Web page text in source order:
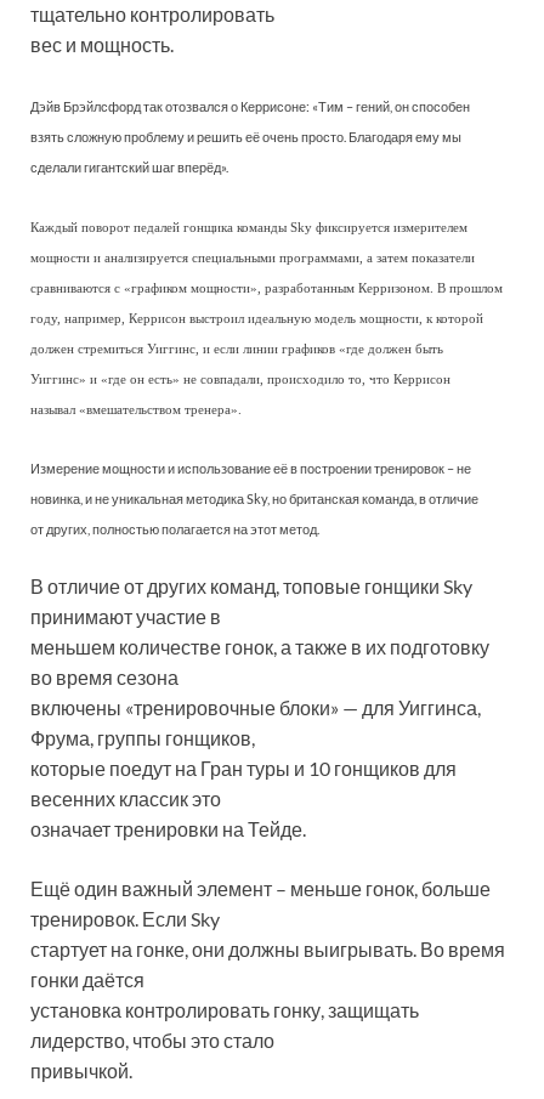
тщательно контролировать
вес и мощность.
Дэйв Брэйлсфорд так отозвался о Керрисоне: «Тим – гений, он способен
взять сложную проблему и решить её очень просто. Благодаря ему мы
сделали гигантский шаг вперёд».
Каждый поворот педалей гонщика команды Sky фиксируется измерителем
мощности и анализируется специальными программами, а затем показатели
сравниваются с «графиком мощности», разработанным Керризоном. В прошлом
году, например, Керрисон выстроил идеальную модель мощности, к которой
должен стремиться Уиггинс, и если линии графиков «где должен быть
Уиггинс» и «где он есть» не совпадали, происходило то, что Керрисон
называл «вмешательством тренера».
Измерение мощности и использование её в построении тренировок – не
новинка, и не уникальная методика Sky, но британская команда, в отличие
от других, полностью полагается на этот метод.
В отличие от других команд, топовые гонщики Sky
принимают участие в
меньшем количестве гонок, а также в их подготовку
во время сезона
включены «тренировочные блоки» — для Уиггинса,
Фрума, группы гонщиков,
которые поедут на Гран туры и 10 гонщиков для
весенних классик это
означает тренировки на Тейде.
Ещё один важный элемент – меньше гонок, больше
тренировок. Если Sky
стартует на гонке, они должны выигрывать. Во время
гонки даётся
установка контролировать гонку, защищать
лидерство, чтобы это стало
привычкой.